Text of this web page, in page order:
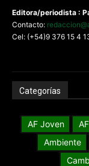
Editora/periodista :
Contacto:
Cel: (+54)9 376 15 4
Categorías
AF Joven
Ambiente